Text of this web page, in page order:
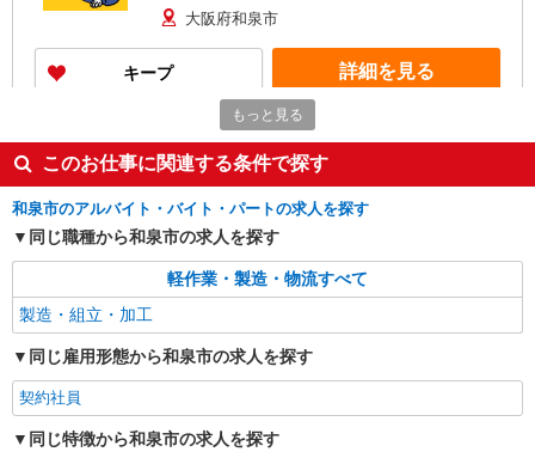
給
大阪府和泉市
キープ 詳細を見る
株式会社日本ワークプレイス関西/624
機械加工、手直し作業
時給1,520円 月収例： 1520円×8時間＝12,160
大阪府和泉市あゆみ野
キープ
派遣社員
株式会社日本ワークプレイス関西/292
マシンオペレーター、ピッキング作業
時給1,420円 月収例： 1420円×8時間＝11,360
もっと見る
このお仕事に関連する条件で探す
和泉市のアルバイト・バイト・パートの求人を探す
同じ職種から和泉市の求人を探す
軽作業・製造・物流すべて
製造・組立・加工
同じ雇用形態から和泉市の求人を探す
契約社員
同じ特徴から和泉市の求人を探す